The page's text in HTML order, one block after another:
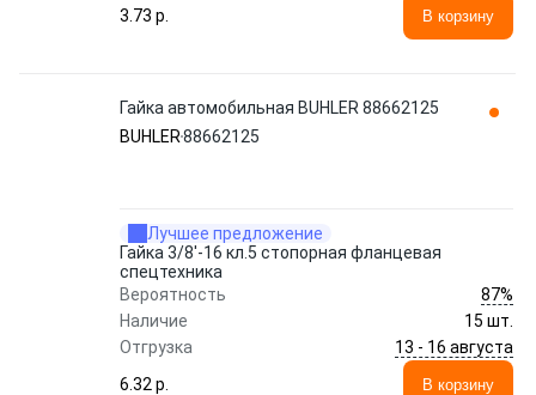
3.73 p.
В корзину
Гайка автомобильная BUHLER 88662125
BUHLER88662125
Лучшее предложение
Гайка 3/8'-16 кл.5 стопорная фланцевая
спецтехника
Вероятность
87%
Наличие
15 шт.
Отгрузка
13 - 16 августа
6.32 p.
В корзину